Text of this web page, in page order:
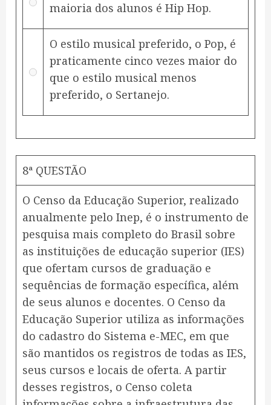
maioria dos alunos é Hip Hop.
O estilo musical preferido, o Pop, é
praticamente cinco vezes maior do
que o estilo musical menos
preferido, o Sertanejo.
8ª QUESTÃO
O Censo da Educação Superior, realizado
anualmente pelo Inep, é o instrumento de
pesquisa mais completo do Brasil sobre
as instituições de educação superior (IES)
que ofertam cursos de graduação e
sequências de formação específica, além
de seus alunos e docentes. O Censo da
Educação Superior utiliza as informações
do cadastro do Sistema e-MEC, em que
são mantidos os registros de todas as IES,
seus cursos e locais de oferta. A partir
desses registros, o Censo coleta